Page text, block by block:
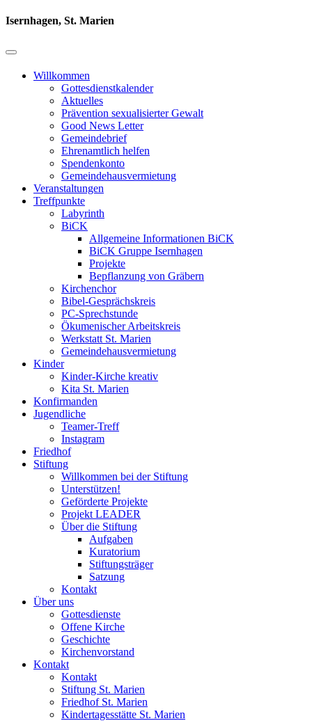
Isernhagen, St. Marien
Willkommen
Gottesdienstkalender
Aktuelles
Prävention sexualisierter Gewalt
Good News Letter
Gemeindebrief
Ehrenamtlich helfen
Spendenkonto
Gemeindehausvermietung
Veranstaltungen
Treffpunkte
Labyrinth
BiCK
Allgemeine Informationen BiCK
BiCK Gruppe Isernhagen
Projekte
Bepflanzung von Gräbern
Kirchenchor
Bibel-Gesprächskreis
PC-Sprechstunde
Ökumenischer Arbeitskreis
Werkstatt St. Marien
Gemeindehausvermietung
Kinder
Kinder-Kirche kreativ
Kita St. Marien
Konfirmanden
Jugendliche
Teamer-Treff
Instagram
Friedhof
Stiftung
Willkommen bei der Stiftung
Unterstützen!
Geförderte Projekte
Projekt LEADER
Über die Stiftung
Aufgaben
Kuratorium
Stiftungsträger
Satzung
Kontakt
Über uns
Gottesdienste
Offene Kirche
Geschichte
Kirchenvorstand
Kontakt
Kontakt
Stiftung St. Marien
Friedhof St. Marien
Kindertagesstätte St. Marien